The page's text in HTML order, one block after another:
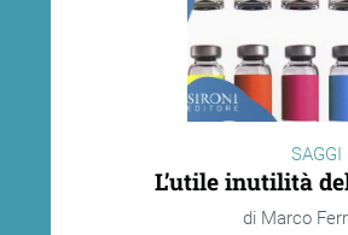
SAGGI
L’utile inutilità
Marco